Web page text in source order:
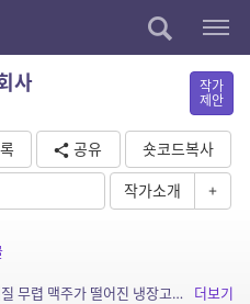
사 작가
제안
공유
숏코드복사
작가소개 +
소개: 이제 막 시골에 귀촌한 나는 해질 무렵 맥주가 떨어진 냉장고를 접하고 좌절한다. 때마침 찾아온 수상쩍은 고양이과의 동물의 인도에 이끌려 간 곳에서 ‘강가 맥주 배달 주식...
더보기